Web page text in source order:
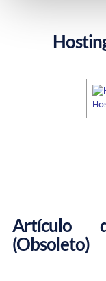
Artículo
(Obsoleto)